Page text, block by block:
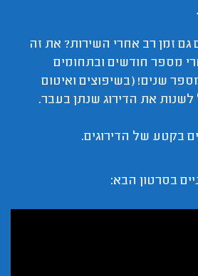
גם זמן רב אחרי השירות? את זה
מספר חודשים ובתחומים
שנים! (בשיפוצים ואיטום
לשנות את הדירוג שנתן בעבר.
בקטע של הדירוגים.
בסרטון הבא: